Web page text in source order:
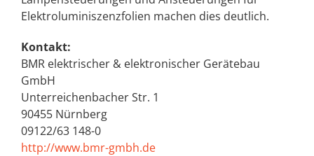
Elektroluminiszenzfolien machen dies deutlich.
Kontakt:
BMR elektrischer & elektronischer Gerätebau
GmbH
Unterreichenbacher Str. 1
90455 Nürnberg
09122/63 148-0
http://www.bmr-gmbh.de